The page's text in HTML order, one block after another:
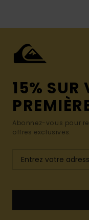
15% SUR
Abonnez-vous pour
offres exclusives.